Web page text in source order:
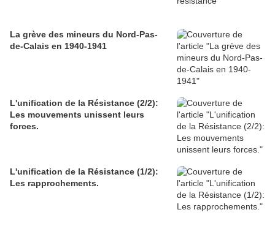
La grève des mineurs du Nord-Pas-
de-Calais en 1940-1941
L'unification de la Résistance (2/2):
Les mouvements unissent leurs
forces.
L'unification de la Résistance (1/2):
Les rapprochements.